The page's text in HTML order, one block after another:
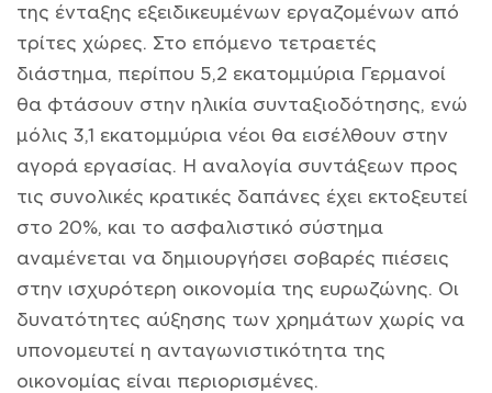
της ένταξης εξειδικευμένων εργαζομένων από
τρίτες χώρες. Στο επόμενο τετραετές
διάστημα, περίπου 5,2 εκατομμύρια Γερμανοί
θα φτάσουν στην ηλικία συνταξιοδότησης, ενώ
μόλις 3,1 εκατομμύρια νέοι θα εισέλθουν στην
αγορά εργασίας. Η αναλογία συντάξεων προς
τις συνολικές κρατικές δαπάνες έχει εκτοξευτεί
στο 20%, και το ασφαλιστικό σύστημα
αναμένεται να δημιουργήσει σοβαρές πιέσεις
στην ισχυρότερη οικονομία της ευρωζώνης. Οι
δυνατότητες αύξησης των χρημάτων χωρίς να
υπονομευτεί η ανταγωνιστικότητα της
οικονομίας είναι περιορισμένες.